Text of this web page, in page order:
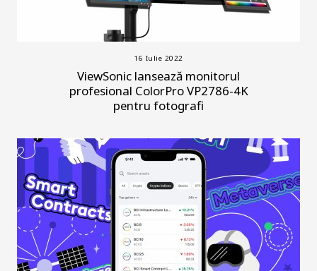
16 Iulie 2022
ViewSonic lansează monitorul
profesional ColorPro VP2786-4K
pentru fotografi